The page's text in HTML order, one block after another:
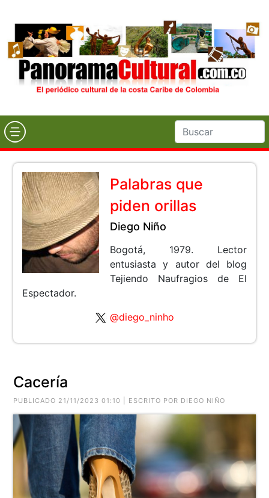
Palabras que
piden orillas
Diego Niño
Bogotá, 1979. Lector
entusiasta y autor del blog
Tejiendo Naufragios de El
Espectador.
@diego_ninho
Cacería
PUBLICADO 21/11/2023 01:10 | ESCRITO POR DIEGO NIÑO